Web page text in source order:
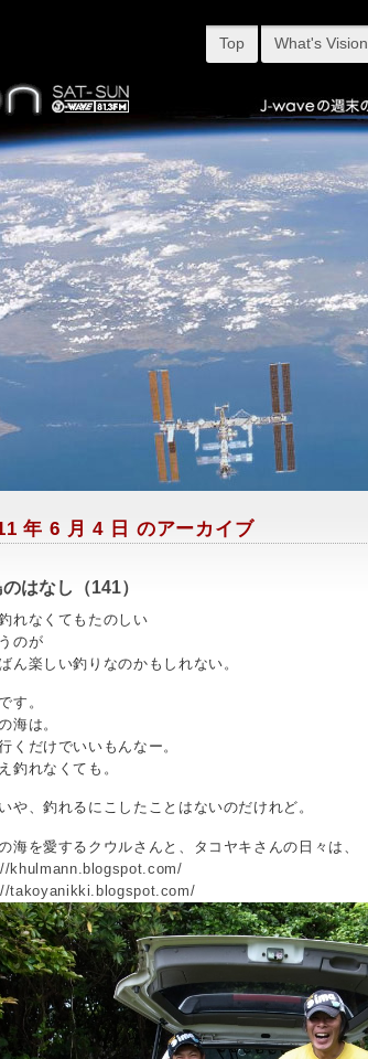
Top What's Vision
年 6 月 4 日 のアーカイブ
はなし（141）
れなくてもたのしい
のが
ん楽しい釣りなのかもしれない。
す。
海は。
くだけでいいもんなー。
釣れなくても。
や、釣れるにこしたことはないのだけれど。
海を愛するクウルさんと、タコヤキさんの日々は、
khulmann.blogspot.com/
takoyanikki.blogspot.com/